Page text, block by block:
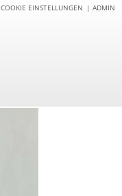
COOKIE EINSTELLUNGEN ADMIN